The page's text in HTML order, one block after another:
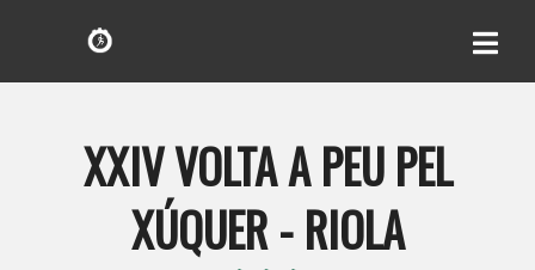
XXIV VOLTA A PEU PEL
XÚQUER - RIOLA